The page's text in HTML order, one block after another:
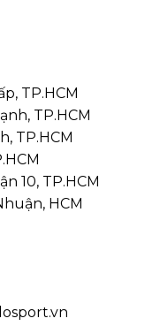
TP.HCM
TP.HCM
TP.HCM
10, TP.HCM
HCM